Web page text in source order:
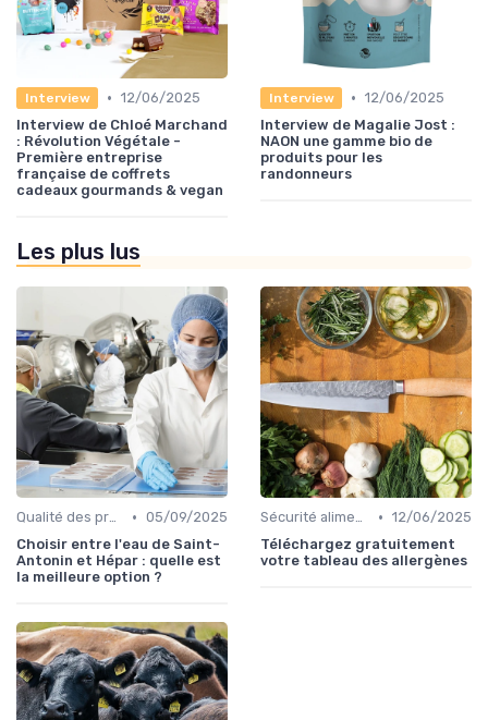
Interview • 12/06/2025
Interview de Chloé Marchand
: Révolution Végétale -
Première entreprise
française de coffrets
cadeaux gourmands & vegan
Interview • 12/06/2025
Interview de Magalie Jost :
NAON une gamme bio de
produits pour les
randonneurs
Les plus lus
Qualité des produits • 05/09/2025
Choisir entre l'eau de Saint-
Antonin et Hépar : quelle est
la meilleure option ?
Sécurité alimentaire • 12/06/2025
Téléchargez gratuitement
votre tableau des allergènes